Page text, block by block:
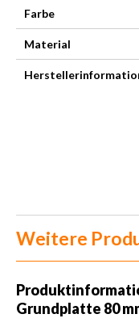
Farbe
Material
Weitere
Grundplatte 80